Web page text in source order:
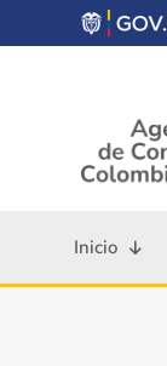
Inicio